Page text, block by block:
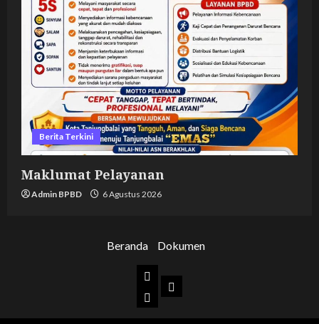
Berita Terkini
Maklumat Pelayanan
Admin BPBD 6 Agustus 2026
Beranda Dokumen
Beranda
BPBD
Kota
Dokumen